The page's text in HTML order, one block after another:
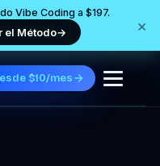
Vibe Coding a $197.
el Método→ ×
$10/mes